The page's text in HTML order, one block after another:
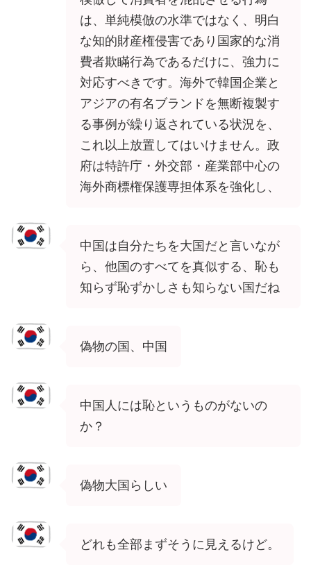
は、単純模倣の水準ではなく、明白
な知的財産権侵害であり国家的な消
費者欺瞞行為であるだけに、強力に
対応すべきです。海外で韓国企業と
アジアの有名ブランドを無断複製す
る事例が繰り返されている状況を、
これ以上放置してはいけません。政
府は特許庁・外交部・産業部中心の
海外商標権保護専担体系を強化し、
中国は自分たちを大国だと言いなが
ら、他国のすべてを真似する、恥も
知らず恥ずかしさも知らない国だね
偽物の国、中国
中国人には恥というものがないの
か？
偽物大国らしい
どれも全部まずそうに見えるけど。